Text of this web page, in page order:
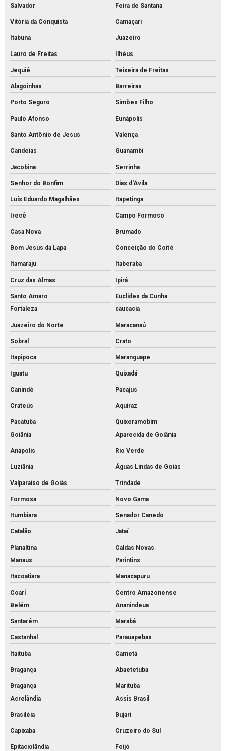
Salvador
Feira de Santana
Vitória da Conquista Camaçari
Itabuna Juazeiro
Lauro de Freitas Ilhéus
Jequié Teixeira de Freitas
Alagoinhas Barreiras
Porto Seguro Simões Filho
Paulo Afonso Eunápolis
Santo Antônio de Jesus Valença
Candeias Guanambi
Jacobina Serrinha
Senhor do Bonfim Dias d'Ávila
Luís Eduardo Magalhães Itapetinga
Irecê Campo Formoso
Casa Nova Brumado
Bom Jesus da Lapa Conceição do Coité
Itamaraju Itaberaba
Cruz das Almas Ipirá
Santo Amaro
Euclides da Cunha
Fortaleza
caucacia
Juazeiro do Norte Maracanaú
Sobral Crato
Itapipoca Maranguape
Iguatu Quixadá
Canindé Pacajus
Crateús Aquiraz
Pacatuba
Quixeramobim
Goiânia
Aparecida de Goiânia
Anápolis Rio Verde
Luziânia Águas Lindas de Goiás
Valparaíso de Goiás Trindade
Formosa Novo Gama
Itumbiara Senador Canedo
Catalão Jataí
Planaltina
Caldas Novas
Manaus
Parintins
Itacoatiara Manacapuru
Coari
Centro Amazonense
Belém
Ananindeua
Santarém Marabá
Castanhal Parauapebas
Itaituba Cametá
Bragança Abaetetuba
Bragança
Marituba
Acrelândia
Assis Brasil
Brasiléia Bujari
Capixaba Cruzeiro do Sul
Epitaciolândia Feijó